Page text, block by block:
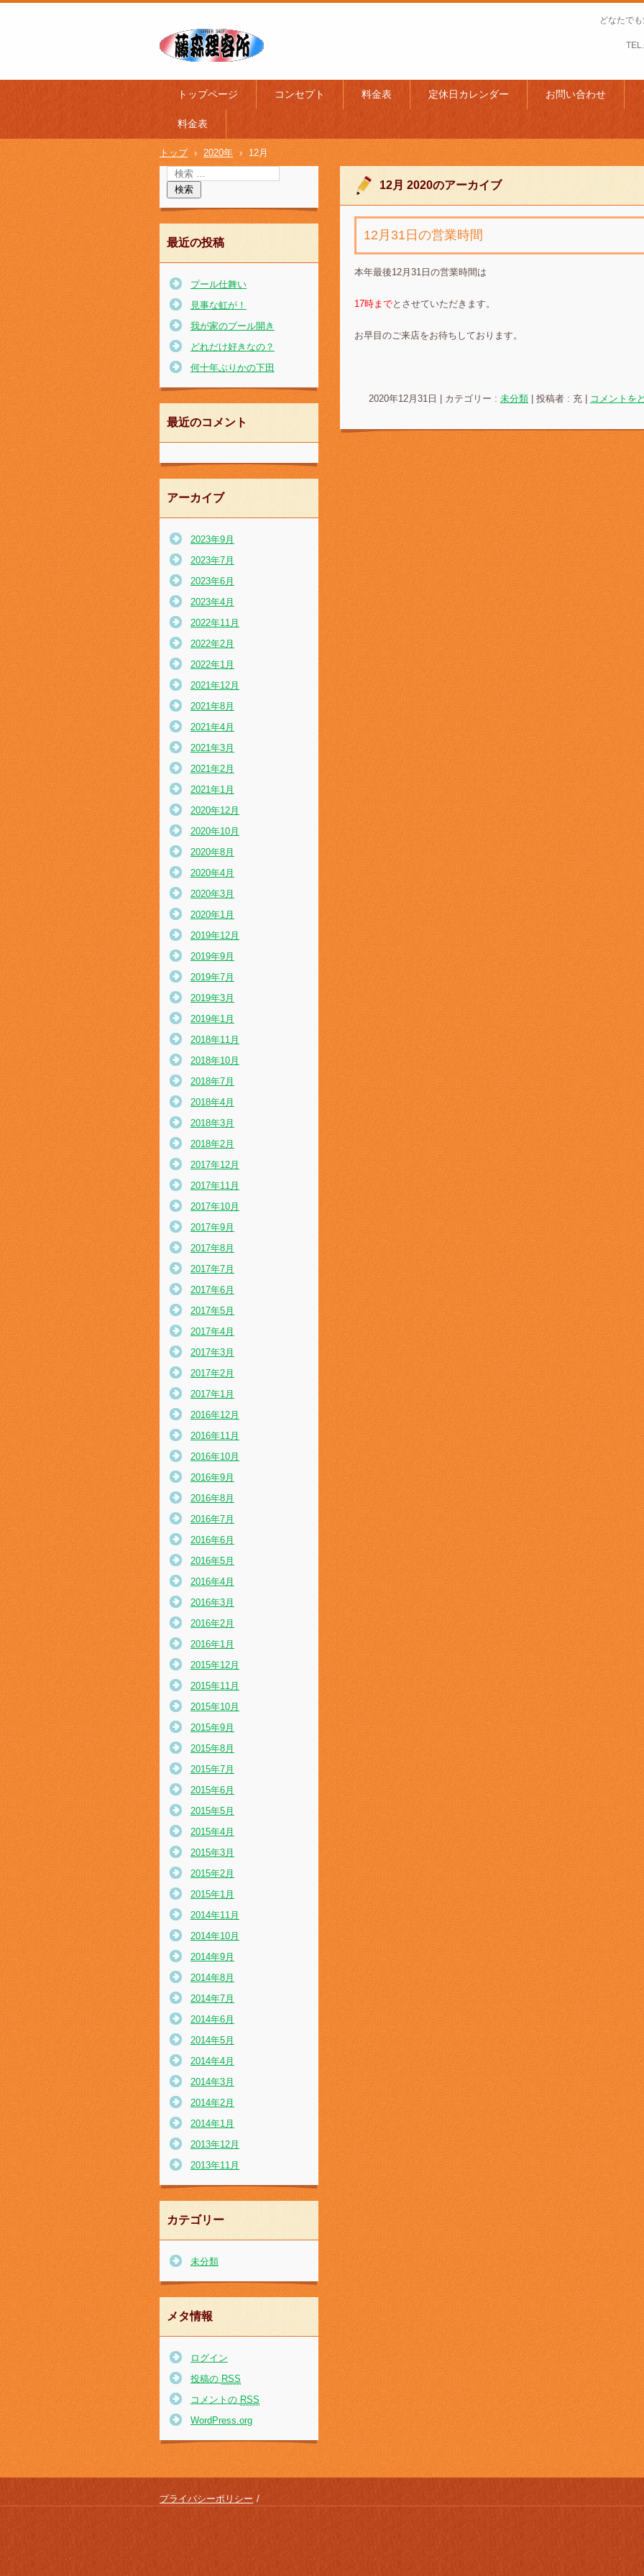
どなたで
TEL.
トップページ コンセプト 料金表 定休日カレンダー お問い合わせ
料金表
トップ › 2020年 › 12月
12月 2020のアーカイブ
12月31日の営業時間
本年最後12月31日の営業時間は
17時までとさせていただきます。
お早目のご来店をお待ちしております。
2020年12月31日 カテゴリー : 未分類 投稿者 : 充 コメントを
最近の投稿
プール仕舞い
見事な虹が！
我が家のプール開き
どれだけ好きなの？
何十年ぶりかの下田
最近のコメント
アーカイブ
2023年9月
2023年7月
2023年6月
2023年4月
2022年11月
2022年2月
2022年1月
2021年12月
2021年8月
2021年4月
2021年3月
2021年2月
2021年1月
2020年12月
2020年10月
2020年8月
2020年4月
2020年3月
2020年1月
2019年12月
2019年9月
2019年7月
2019年3月
2019年1月
2018年11月
2018年10月
2018年7月
2018年4月
2018年3月
2018年2月
2017年12月
2017年11月
2017年10月
2017年9月
2017年8月
2017年7月
2017年6月
2017年5月
2017年4月
2017年3月
2017年2月
2017年1月
2016年12月
2016年11月
2016年10月
2016年9月
2016年8月
2016年7月
2016年6月
2016年5月
2016年4月
2016年3月
2016年2月
2016年1月
2015年12月
2015年11月
2015年10月
2015年9月
2015年8月
2015年7月
2015年6月
2015年5月
2015年4月
2015年3月
2015年2月
2015年1月
2014年11月
2014年10月
2014年9月
2014年8月
2014年7月
2014年6月
2014年5月
2014年4月
2014年3月
2014年2月
2014年1月
2013年12月
2013年11月
カテゴリー
未分類
メタ情報
ログイン
投稿の RSS
コメントの RSS
WordPress.org
プライバシーポリシー